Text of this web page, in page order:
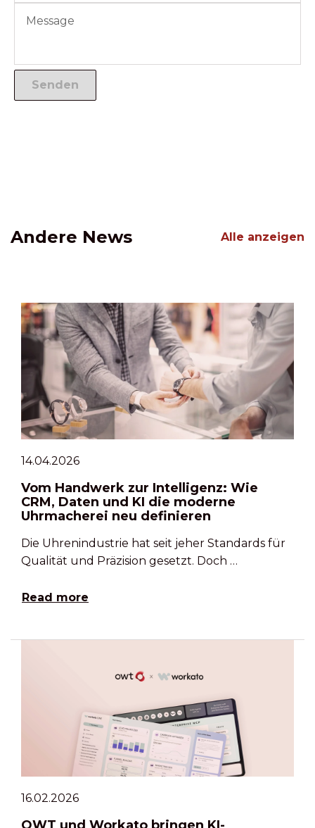
Andere News Alle anzeigen
14.04.2026
Vom Handwerk zur Intelligenz: Wie
CRM, Daten und KI die moderne
Uhrmacherei neu definieren
Die Uhrenindustrie hat seit jeher Standards für
Qualität und Präzision gesetzt. Doch …
Read more
16.02.2026